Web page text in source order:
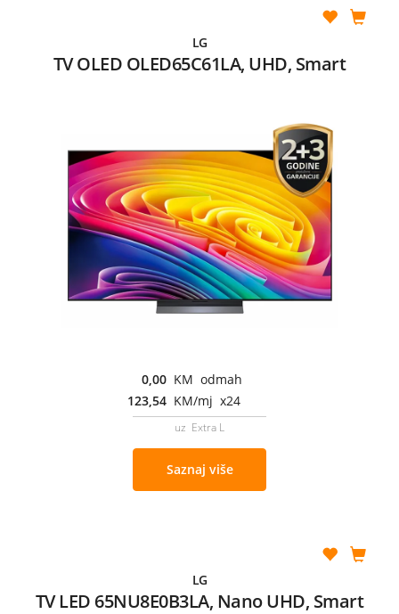
LG
TV OLED OLED65C61LA, UHD, Smart
0,00 KM odmah
123,54 KM/mj x24
uz Extra L
Saznaj više
LG
TV LED 65NU8E0B3LA, Nano UHD, Smart